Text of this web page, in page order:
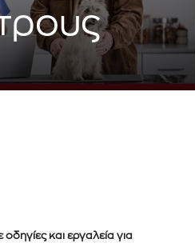
και εργαλεία για